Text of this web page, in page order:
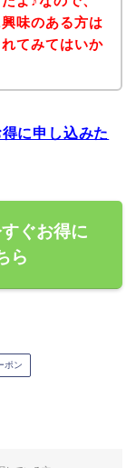
味のある方は
てみてはいか
に申し込みた
ぐお得に
ら
ポン